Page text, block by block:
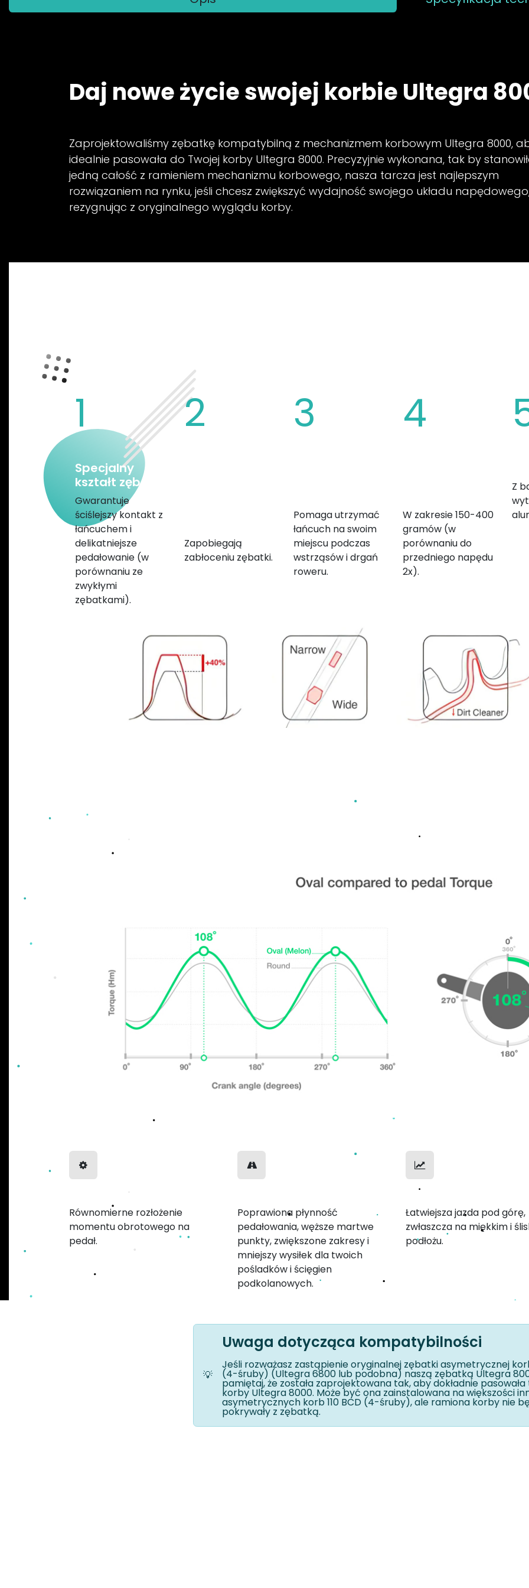
Daj nowe życie swojej korbie Ultegra
Zaprojektowaliśmy zębatkę kompatybilną z mechanizmem korbowym Ultegra 8000,
idealnie pasowała do Twojej korby Ultegra 8000. Precyzyjnie wykonana, tak by
jedną całość z ramieniem mechanizmu korbowego, nasza tarcza jest najlepszym
rozwiązaniem na rynku, jeśli chcesz zwiększyć wydajność swojego układu
rezygnując z oryginalnego wyglądu korby.
1
Specjalny
kształt zębów
Gwarantuje
ściślejszy kontakt z
łańcuchem i
delikatniejsze
pedałowanie (w
porównaniu ze
zwykłymi
zębatkami).
2
Zapobiegają
zabłoceniu zębatki.
3
Pomaga utrzymać
łańcuch na swoim
miejscu podczas
wstrząsów i drgań
roweru.
4
W zakresie 150-400
gramów (w
porównaniu do
przedniego napędu
2x).
Z
ZALETY OWALNEJ
Równomierna moc
Równomierne rozłożenie
momentu obrotowego na
pedał.
Poprawiona płynność
pedałowania, węższe martwe
punkty, zwiększone zakresy i
mniejszy wysiłek dla twoich
pośladków i ścięgien
podkolanowych.
Łatwiejsza jazda pod górę,
zwłaszcza na miękkim i
podłożu.
💡
Uwaga dotycząca kompatybilności
Jeśli rozważasz zastąpienie oryginalnej zębatki asymetrycznej
(4-śruby) (Ultegra 6800 lub podobna) naszą zębatką Ultegra
pamiętaj, że została zaprojektowana tak, aby dokładnie
korby Ultegra 8000. Może być ona zainstalowana na większości
asymetrycznych korb 110 BCD (4-śruby), ale ramiona korby nie
pokrywały z zębatką.